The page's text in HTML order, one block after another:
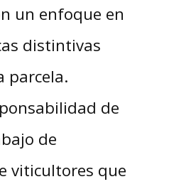
un enfoque en
distintivas
parcela.
de
de
viticultores que